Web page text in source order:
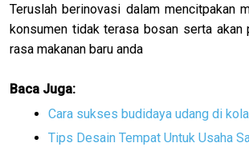
Teruslah berinovasi dalam mencitpakan
konsumen tidak terasa bosan serta akan
rasa makanan baru anda
Baca Juga:
Cara sukses budidaya udang di
Tips Desain Tempat Untuk Usaha